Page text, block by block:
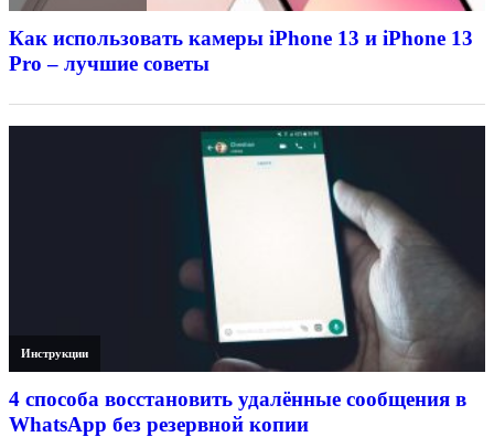
Как использовать камеры iPhone 13 и iPhone 13
Pro – лучшие советы
Инструкции
4 способа восстановить удалённые сообщения в
WhatsApp без резервной копии